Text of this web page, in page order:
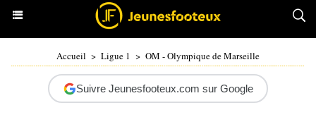
Accueil > Ligue 1 > OM - Olympique de Marseille
Suivre Jeunesfooteux.com sur Google